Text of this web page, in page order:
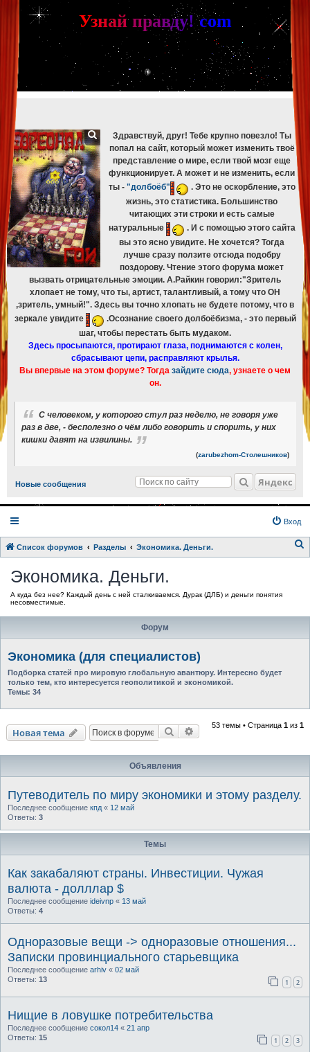
[phpBB Debug] PHP Warning : in file [ROOT]/phpbb/db/driver/mysqli.php
mysqli_fetch_assoc(): Couldn't fetch mysqli_result
[phpBB Debug] PHP Warning: in file[ROOT]/phpbb/db/driver/mysqli.php 329
mysqli_free_result(): Couldn't fetch mysqli_result
[phpBB Debug] PHP Warning
[ROOT]/phpbb/db/driver/mysqli.php on line 265
mysqli_fetch_assoc(): Couldn't fetch mysqli_result
[phpBB Debug] PHP Warning
: in file [ROOT]/phpbb/db/driver/mysqli.php on line329
mysqli_free_result(): Couldn't fetch mysqli_result
[phpBB Debug] PHP Warning: in file [ROOT]/phpbb/db/driver/mysqli.php on line 265
mysqli_fetch_assoc(): Couldn't fetch mysqli_result
[phpBB Debug] PHP Warning
[ROOT]/phpbb/db/driver/mysqli.php on line329:
mysqli_free_result(): Couldn't fetch mysqli_result
Узнай правду! com
Здравствуй, друг! Тебе крупно повезло! Ты
попал на сайт, который может изменить твоё
представление о мире, если твой мозг еще
функционирует. А может и не изменить, если
ты - "долбоёб"
. Это не оскорбление, это
жизнь, это статистика. Большинство
читающих эти строки и есть самые
натуральные
. И с помощью этого сайта
вы это ясно увидите. Не хочется? Тогда
лучше сразу ползите отсюда подобру
поздорову. Чтение этого форума может
вызвать отрицательные эмоции. А.Райкин говорил:"Зритель
хлопает не тому, что ты, артист, талантливый, а тому что ОН
,зритель, умный!". Здесь вы точно хлопать не будете потому, что в
зеркале увидите
.Осознание своего долбоёбизма, - это первый
шаг, чтобы перестать быть мудаком.
Здесь просыпаются, протирают глаза, поднимаются с колен,
сбрасывают цепи, расправляют крылья.
Вы впервые на этом форуме? Тогда зайдите сюда, узнаете о чем
он.
С человеком, у которого стул раз неделю, не говоря уже
раз в две, - бесполезно о чём либо говорить и спорить, у них
кишки давят на извилины.
(zarubezhom-Столешников)
Новые сообщения Яндекс
Вход
Список форумов Разделы Экономика. Деньги.
Экономика. Деньги.
А куда без нее? Каждый день с ней сталкиваемся. Дурак (ДЛБ) и деньги понятия
несовместимые.
Форум
Экономика (для специалистов)
Подборка статей про мировую глобальную авантюру. Интересно будет
только тем, кто интересуется геополитикой и экономикой.
Темы: 34
Новая тема Поиск Расширенный поиск
53 темы • Страница 1 из 1
Объявления
Путеводитель по миру экономики и этому разделу.
Последнее сообщение кпд « 12 май
Ответы: 3
Темы
Как закабаляют страны. Инвестиции. Чужая
валюта - долллар $
Последнее сообщение ideivnp « 13 май
Ответы: 4
Одноразовые вещи -> одноразовые отношения...
Записки провинциального старьевщика
Последнее сообщение arhiv « 02 май
Ответы: 13 1 2
Нищие в ловушке потребительства
Последнее сообщение сокол14 « 21 апр
Ответы: 15 1 2 3